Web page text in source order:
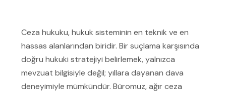
Ceza hukuku, hukuk sisteminin en teknik ve en
hassas alanlarından biridir. Bir suçlama karşısında
doğru hukuki stratejiyi belirlemek, yalnızca
mevzuat bilgisiyle değil; yıllara dayanan dava
deneyimiyle mümkündür. Büromuz, ağır ceza